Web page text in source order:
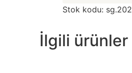
Stok kodu: sg.202
İlgili ürünler